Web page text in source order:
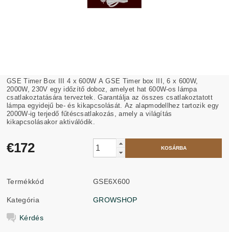
GSE Timer Box III 4 x 600W A GSE Timer box III, 6 x 600W,
2000W, 230V egy időzítő doboz, amelyet hat 600W-os lámpa
csatlakoztatására terveztek. Garantálja az összes csatlakoztatott
lámpa egyidejű be- és kikapcsolását. Az alapmodellhez tartozik egy
2000W-ig terjedő fűtéscsatlakozás, amely a világítás
kikapcsolásakor aktiválódik.
€172
Termékkód GSE6X600
Kategória GROWSHOP
Kérdés